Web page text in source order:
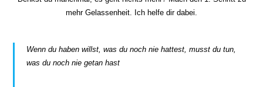
mehr Gelassenheit. Ich helfe dir dabei.
Wenn du haben willst, was du noch nie hattest, musst du tun,
was du noch nie getan hast